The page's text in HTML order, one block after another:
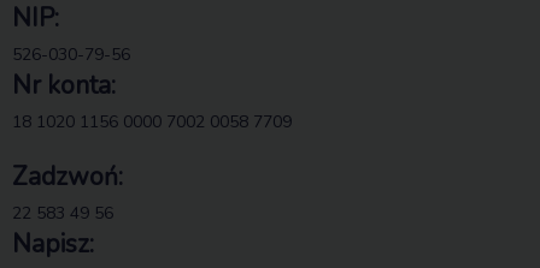
NIP:
526-030-79-56
Nr konta:
18 1020 1156 0000 7002 0058 7709
Zadzwoń:
22 583 49 56
Napisz: